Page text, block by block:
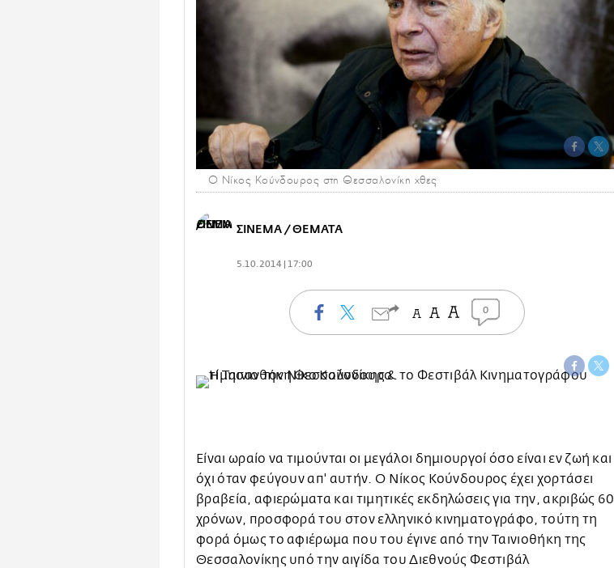
Ο Νίκος Κούνδουρος στη Θεσσαλονίκη χθες
ΣΙΝΕΜΑ / ΘΕΜΑΤΑ
5.10.2014 | 17:00
0
Είναι ωραίο να τιμούνται οι μεγάλοι δημιουργοί όσο είναι εν ζωή και
όχι όταν φεύγουν απ' αυτήν. Ο Νίκος Κούνδουρος έχει χορτάσει
βραβεία, αφιερώματα και τιμητικές εκδηλώσεις για την, ακριβώς 60
χρόνων, προσφορά του στον ελληνικό κινηματογράφο, τούτη τη
φορά όμως το αφιέρωμα που του έγινε από την Ταινιοθήκη της
Θεσσαλονίκης υπό την αιγίδα του Διεθνούς Φεστιβάλ